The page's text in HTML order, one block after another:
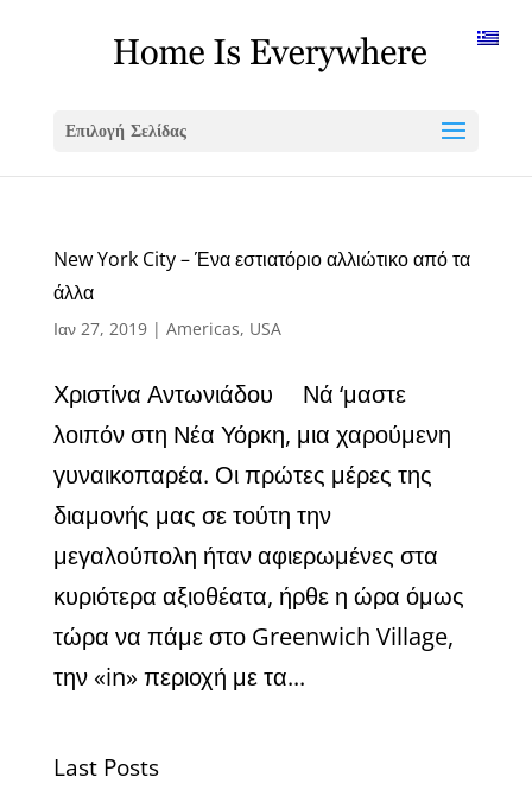
Επιλογή Σελίδας
New York City – Ένα εστιατόριο αλλιώτικο από τα
άλλα
Ιαν 27, 2019| Americas, USA
Χριστίνα Αντωνιάδου Νά ‘μαστε
λοιπόν στη Νέα Υόρκη, μια χαρούμενη
γυναικοπαρέα. Οι πρώτες μέρες της
διαμονής μας σε τούτη την
μεγαλούπολη ήταν αφιερωμένες στα
κυριότερα αξιοθέατα, ήρθε η ώρα όμως
τώρα να πάμε στο Greenwich Village,
την «in» περιοχή με τα...
Last Posts